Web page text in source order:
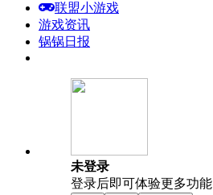
联盟小游戏
游戏资讯
锅锅日报
未登录
登录后即可体验更多功能